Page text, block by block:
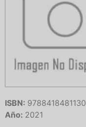
ISBN: 9788418481130
Año: 2021